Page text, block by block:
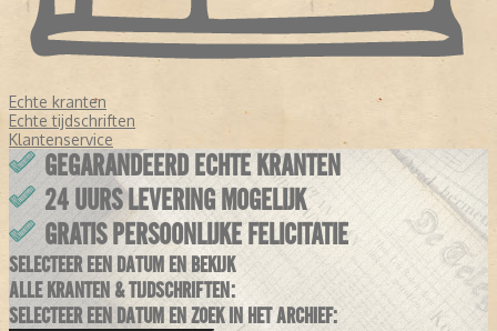
Echte kranten
Echte tijdschriften
Klantenservice
GEGARANDEERD ECHTE KRANTEN
24 UURS LEVERING MOGELIJK
GRATIS PERSOONLIJKE FELICITATIE
SELECTEER EEN DATUM EN BEKIJK
ALLE KRANTEN & TIJDSCHRIFTEN:
SELECTEER EEN DATUM EN ZOEK IN HET ARCHIEF: